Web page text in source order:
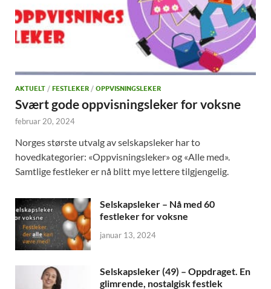
AKTUELT / FESTLEKER / OPPVISNINGSLEKER
Svært gode oppvisningsleker for voksne
februar 20, 2024
Norges største utvalg av selskapsleker har to
hovedkategorier: «Oppvisningsleker» og «Alle med».
Samtlige festleker er nå blitt mye lettere tilgjengelig.
Selskapsleker – Nå med 60
festleker for voksne
januar 13, 2024
Selskapsleker (49) – Oppdraget. En
glimrende, nostalgisk festlek